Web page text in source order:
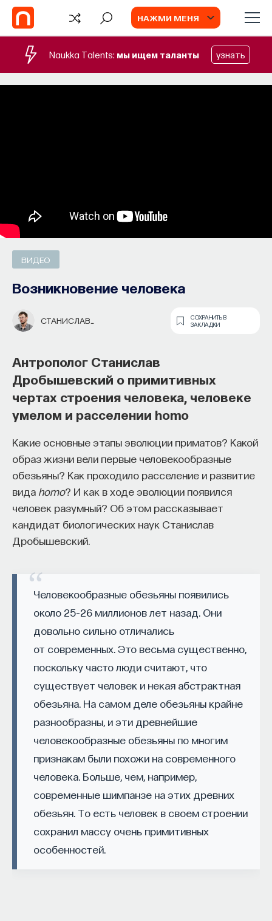
НАЖМИ МЕНЯ
Naukka Talents: мы ищем таланты узнать
ВИДЕО
Возникновение человека
СТАНИСЛАВ
СОХРАНИТЬ В
ЗАКЛАДКИ
Антрополог Станислав
Дробышевский о примитивных
чертах строения человека, человеке
умелом и расселении homo
Какие основные этапы эволюции приматов? Какой
образ жизни вели первые человекообразные
обезьяны? Как проходило расселение и развитие
вида homo? И как в ходе эволюции появился
человек разумный? Об этом рассказывает
кандидат биологических наук Станислав
Дробышевский.
Человекообразные обезьяны появились
около 25–26 миллионов лет назад. Они
довольно сильно отличались
от современных. Это весьма существенно,
поскольку часто люди считают, что
существует человек и некая абстрактная
обезьяна. На самом деле обезьяны крайне
разнообразны, и эти древнейшие
человекообразные обезьяны по многим
признакам были похожи на современного
человека. Больше, чем, например,
современные шимпанзе на этих древних
обезьян. То есть человек в своем строении
сохранил массу очень примитивных
особенностей.
СОБЫТИЯ
Почти треть жизни мы тратим на сон,
но как он работает и можно ли его
Как устроен самый важный и таинственный
процесс в организме? Какую роль играет
состояние сна для жизни человека? Что
происходит с нами, пока мы спим: какие циклы
мы проходим, какие механизмы задействованы?
Что нужно сделать, чтобы за ночь наши ресурсы
записавшисьна курс «Наука сна: как управлять
своим сном».
Пройдя этот курс, вы научитесь:
— Лучше понимать, что происходит с нами
во сне
— Заботиться о качестве своего сна
— Определять, какими способами можно
улучшить свой сон
— Использовать когнитивно-поведенческую
терапию и другие подходы при нарушениях
сна
Автор курса: Михаил Полуэктов— врач-
сомнолог, доцент кафедры нервных
болезней и нейрохирургии Первого МГМУ